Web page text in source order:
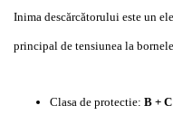
Inima descărcătorului este un
principal de tensiunea la
Clasa de protectie: B +